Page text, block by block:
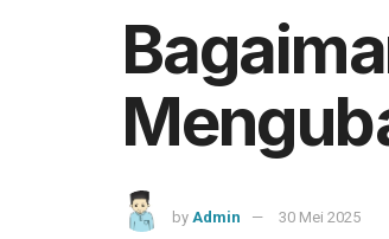
by Admin 30 Mei 2025